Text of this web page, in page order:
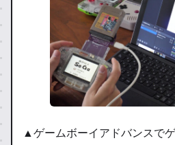
▲ゲームボーイアドバンスで